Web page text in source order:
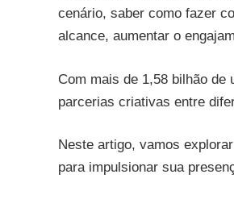
cenário, saber como fazer
alcance, aumentar o
Com mais de 1,58 bilhão
parcerias criativas entre
Neste artigo, vamos
para impulsionar sua